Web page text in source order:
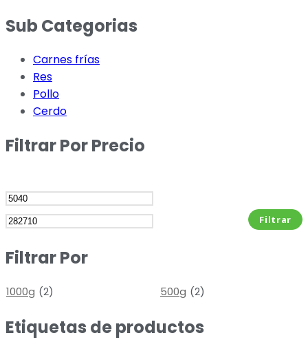
Sub Categorias
Carnes frías
Res
Pollo
Cerdo
Filtrar Por Precio
Filtrar
Filtrar Por
1000g (2) 500g (2)
Etiquetas de productos